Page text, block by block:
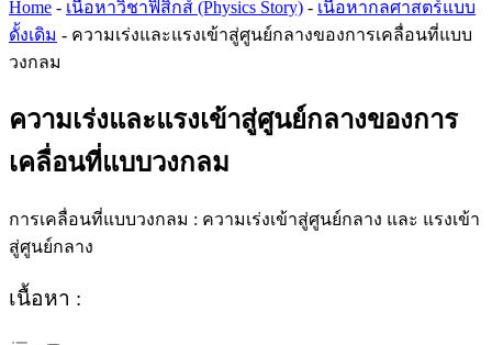
Home - เนื้อหาวิชาฟิสิกส์ (Physics Story) - เนื้อหากลศาสตร์แบบ
ดั้งเดิม - ความเร่งและแรงเข้าสู่ศูนย์กลางของการเคลื่อนที่แบบ
วงกลม
ความเร่งและแรงเข้าสู่ศูนย์กลางของการ
เคลื่อนที่แบบวงกลม
การเคลื่อนที่แบบวงกลม : ความเร่งเข้าสู่ศูนย์กลาง และ แรงเข้า
สู่ศูนย์กลาง
เนื้อหา :